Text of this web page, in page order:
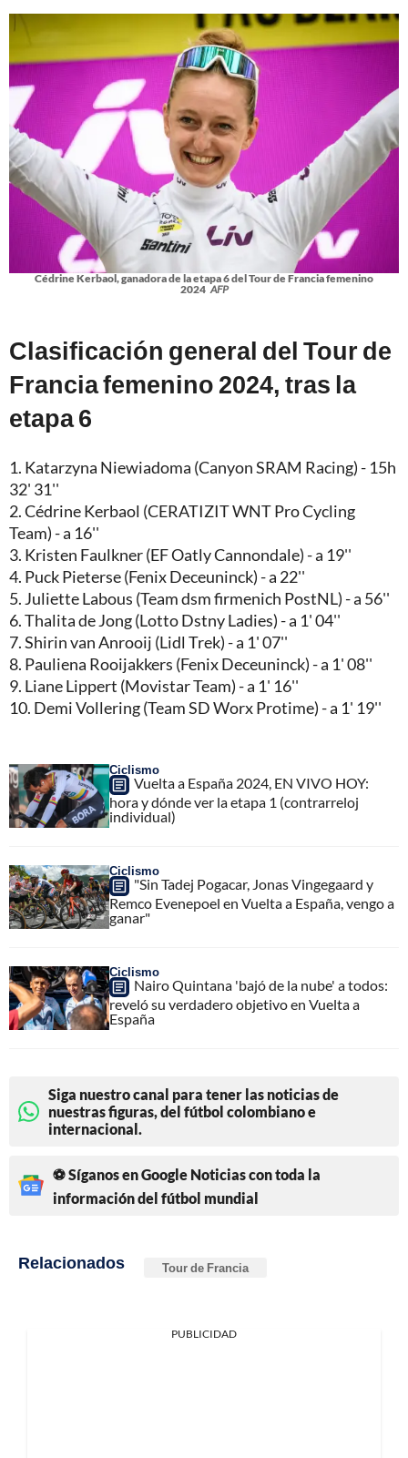
Cédrine Kerbaol, ganadora de la etapa 6 del Tour de Francia femenino
2024 AFP
Clasificación general del Tour de
Francia femenino 2024, tras la
etapa 6
1. Katarzyna Niewiadoma (Canyon SRAM Racing) - 15h
32' 31''
2. Cédrine Kerbaol (CERATIZIT WNT Pro Cycling
Team) - a 16''
3. Kristen Faulkner (EF Oatly Cannondale) - a 19''
4. Puck Pieterse (Fenix Deceuninck) - a 22''
5. Juliette Labous (Team dsm firmenich PostNL) - a 56''
6. Thalita de Jong (Lotto Dstny Ladies) - a 1' 04''
7. Shirin van Anrooij (Lidl Trek) - a 1' 07''
8. Pauliena Rooijakkers (Fenix Deceuninck) - a 1' 08''
9. Liane Lippert (Movistar Team) - a 1' 16''
10. Demi Vollering (Team SD Worx Protime) - a 1' 19''
Ciclismo
Vuelta a España 2024, EN VIVO HOY:
hora y dónde ver la etapa 1 (contrarreloj
individual)
Ciclismo
"Sin Tadej Pogacar, Jonas Vingegaard y
Remco Evenepoel en Vuelta a España, vengo a
ganar"
Ciclismo
Nairo Quintana 'bajó de la nube' a todos:
reveló su verdadero objetivo en Vuelta a
España
Siga nuestro canal para tener las noticias de
nuestras figuras, del fútbol colombiano e
internacional.
⚽ Síganos en Google Noticias con toda la
información del fútbol mundial
Relacionados Tour de Francia
PUBLICIDAD